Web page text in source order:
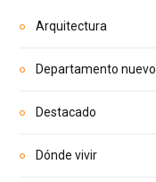
Arquitectura
Departamento nuevo
Destacado
Dónde vivir